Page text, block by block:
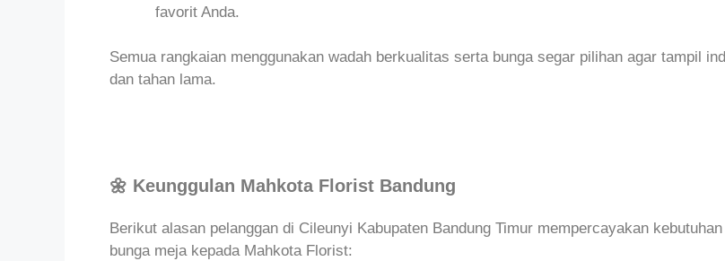
favorit Anda.
Semua rangkaian menggunakan wadah berkualitas serta bunga segar pilihan agar tampil
dan tahan lama.
🌼 Keunggulan Mahkota Florist Bandung
Berikut alasan pelanggan di Cileunyi Kabupaten Bandung Timur mempercayakan kebutuhan
bunga meja kepada Mahkota Florist: